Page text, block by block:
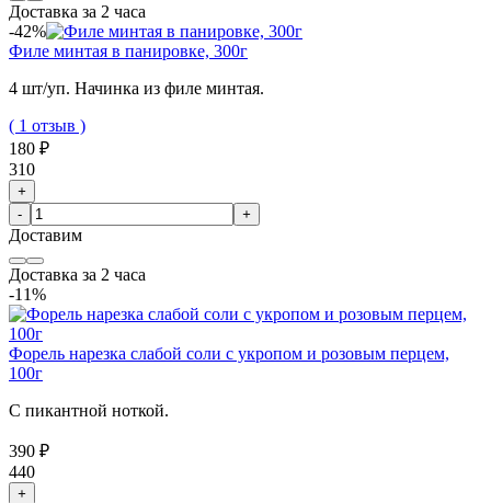
Доставка за 2 часа
-42%
Филе минтая в панировке, 300г
4 шт/уп. Начинка из филе минтая.
( 1 отзыв )
180 ₽
310
+
-
+
Доставим
Доставка за 2 часа
-11%
Форель нарезка слабой соли с укропом и розовым перцем,
100г
С пикантной ноткой.
390 ₽
440
+